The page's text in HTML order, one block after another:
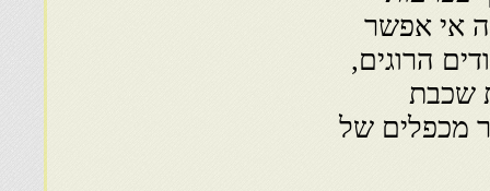
אי אפשר
הרוגים,
שכבת
מכפלים של